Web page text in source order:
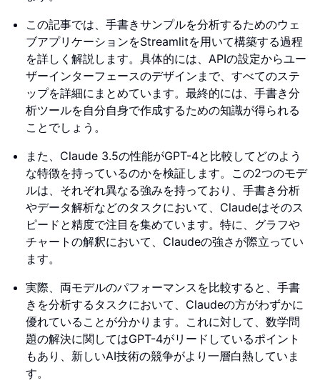
この記事では、手書きサンプルを分析するためのウェ
ブアプリケーションをStreamlitを用いて構築する過程
を詳しく解説します。具体的には、APIの設定からユー
ザーインターフェースのデザインまで、すべてのステ
ップを詳細にまとめています。最終的には、手書き分
析ツールを自分自身で作成するための知識が得られる
ことでしょう。
また、Claude 3.5の性能がGPT-4と比較してどのよう
な特徴を持っているのかを検証します。この2つのモデ
ルは、それぞれ異なる強みを持っており、手書き分析
やデータ解析などのタスクにおいて、Claudeはそのス
ピードと精度で注目を集めています。特に、グラフや
チャートの解釈において、Claudeの強さが際立ってい
ます。
実際、両モデルのパフォーマンスを比較すると、手書
きを分析するタスクにおいて、Claudeの方がわずかに
優れていることが分かります。これに対して、数学問
題の解決に関してはGPT-4がリードしているポイント
もあり、新しいAI技術の競争がより一層白熱していま
す。